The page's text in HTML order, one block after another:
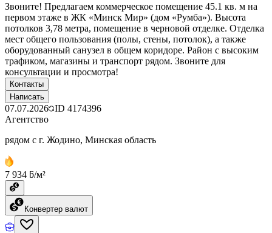
Звоните! Предлагаем коммерческое помещение 45.1 кв. м на
первом этаже в ЖК «Минск Мир» (дом «Румба»). Высота
потолков 3,78 метра, помещение в черновой отделке. Отделка
мест общего пользования (полы, стены, потолок), а также
оборудованный санузел в общем коридоре. Район с высоким
трафиком, магазины и транспорт рядом. Звоните для
консультации и просмотра!
Контакты
Написать
07.07.2026 ID 4174396
Агентство
рядом с г. Жодино, Минская область
7 934 ƃ/м²
Конвертер валют